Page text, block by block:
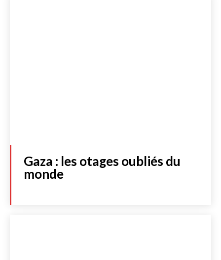
Gaza : les otages oubliés du
monde